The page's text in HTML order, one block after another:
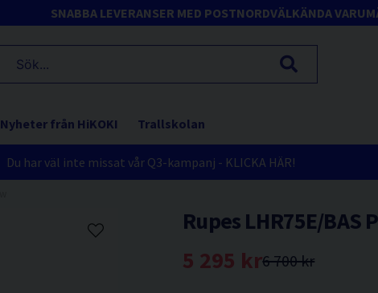
SNABBA LEVERANSER MED POSTNORDVÄLKÄNDA
Nyheter från HiKOKI Trallskolan
Du har väl inte missat vår Q3-kampanj - KLICKA HÄR!
Rupes LHR75E/
6 700 kr
5 295 kr